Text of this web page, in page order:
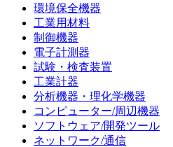
環境保全機器
工業用材料
制御機器
電子計測器
試験・検査装置
工業計器
分析機器・理化学機器
コンピューター/周辺機器
ソフトウェア/開発ツール
ネットワーク/通信